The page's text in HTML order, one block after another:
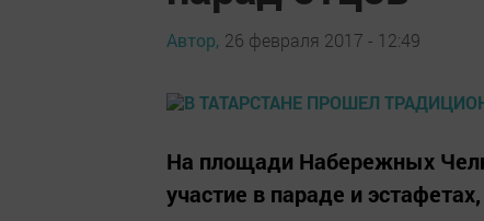
Автор, 26 февраля 2017 - 12:49
На площади Набережных
участие в параде и